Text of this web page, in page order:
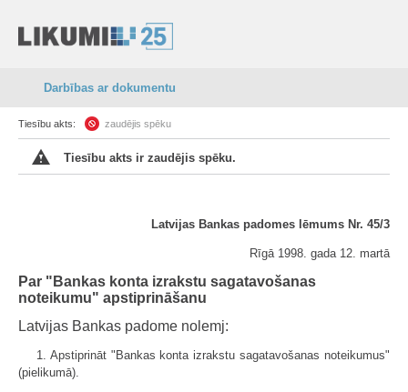
Darbības ar dokumentu
Tiesību akts: zaudējis spēku
Tiesību akts ir zaudējis spēku.
Latvijas Bankas padomes lēmums Nr. 45/3
Rīgā 1998. gada 12. martā
Par "Bankas konta izrakstu sagatavošanas
noteikumu" apstiprināšanu
Latvijas Bankas padome nolemj:
1. Apstiprināt "Bankas konta izrakstu sagatavošanas noteikumus"
(pielikumā).